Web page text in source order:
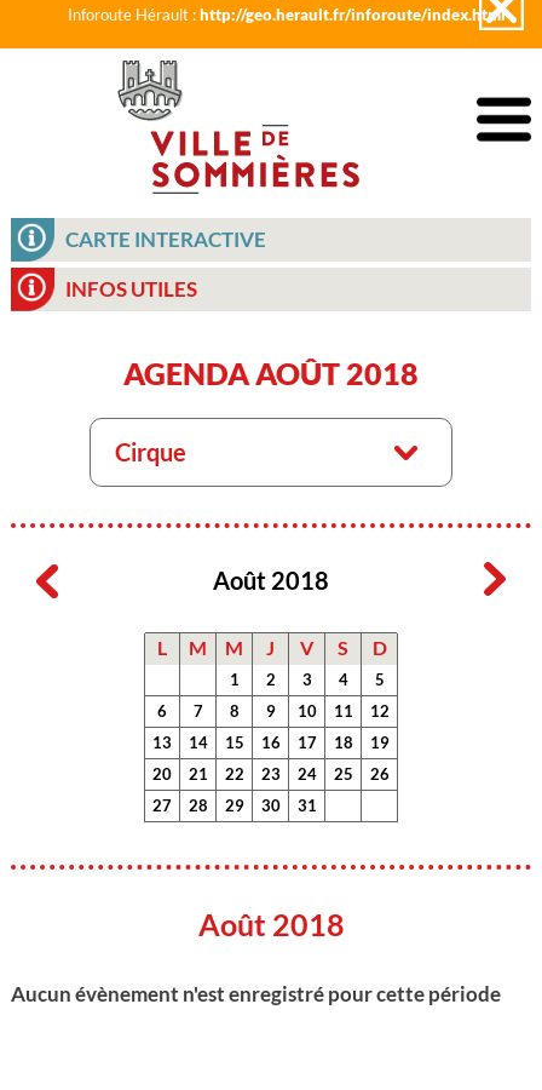
Inforoute Hérault :http://geo.herault.fr/inforoute/index.html
CARTE INTERACTIVE
INFOS UTILES
AGENDA AOÛT 2018
Cirque
Août 2018
L M M J V S D
1 2 3 4
5
6
7 8 9 10 11
12
13
14 15 16 17 18
19
20
21 22 23 24 25
26
27
28 29 30 31
Août 2018
Aucun évènement n'est enregistré pour cette période